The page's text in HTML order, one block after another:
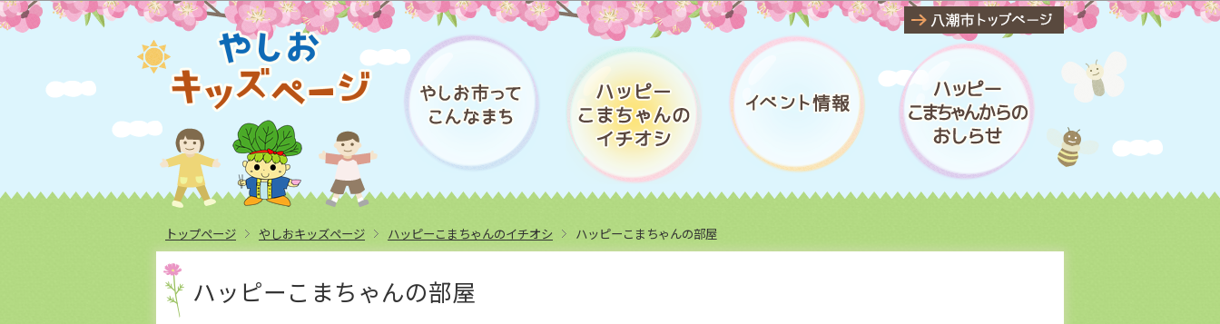
このページの本文へ移動
トップページ やしおキッズページ ハッピーこまちゃんのイチオシ ハッピーこまちゃんの部屋
ハッピーこまちゃんの部屋